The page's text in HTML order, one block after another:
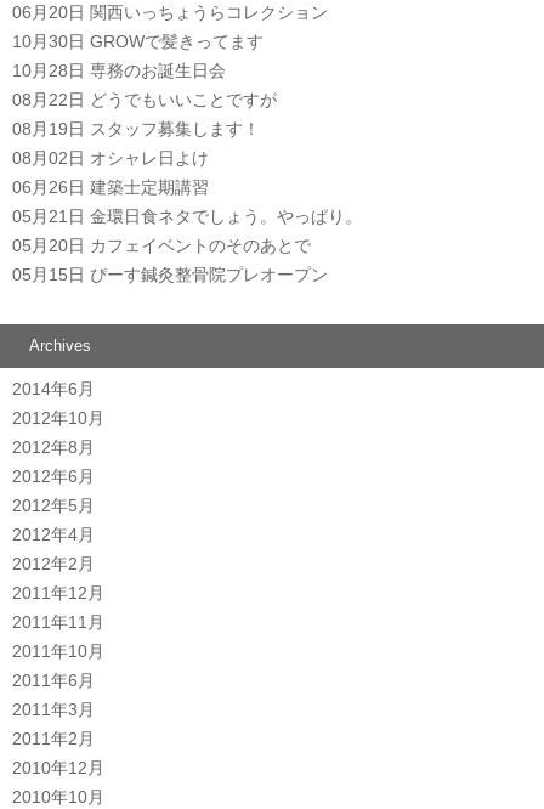
06月20日 関西いっちょうらコレクション
10月30日 GROWで髪きってます
10月28日 専務のお誕生日会
08月22日 どうでもいいことですが
08月19日 スタッフ募集します！
08月02日 オシャレ日よけ
06月26日 建築士定期講習
05月21日 金環日食ネタでしょう。やっぱり。
05月20日 カフェイベントのそのあとで
05月15日 ぴーす鍼灸整骨院プレオープン
Archives
2014年6月
2012年10月
2012年8月
2012年6月
2012年5月
2012年4月
2012年2月
2011年12月
2011年11月
2011年10月
2011年6月
2011年3月
2011年2月
2010年12月
2010年10月